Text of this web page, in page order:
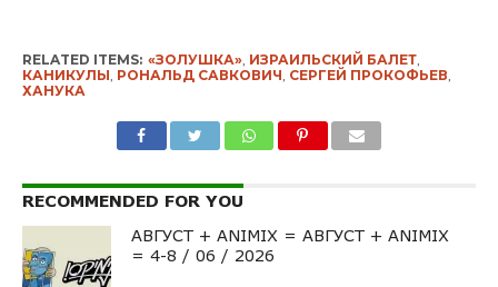
RELATED ITEMS: «ЗОЛУШКА», ИЗРАИЛЬСКИЙ БАЛЕТ,
КАНИКУЛЫ, РОНАЛЬД САВКОВИЧ, СЕРГЕЙ ПРОКОФЬЕВ,
ХАНУКА
RECOMMENDED FOR YOU
АВГУСТ + ANIMIX = АВГУСТ + ANIMIX
= 4-8 / 06 / 2026